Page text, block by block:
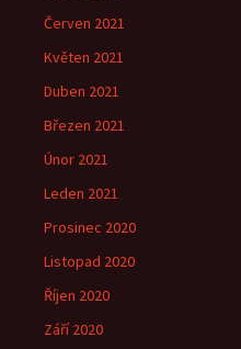
Červen 2021
Květen 2021
Duben 2021
Březen 2021
Únor 2021
Leden 2021
Prosinec 2020
Listopad 2020
Říjen 2020
Září 2020